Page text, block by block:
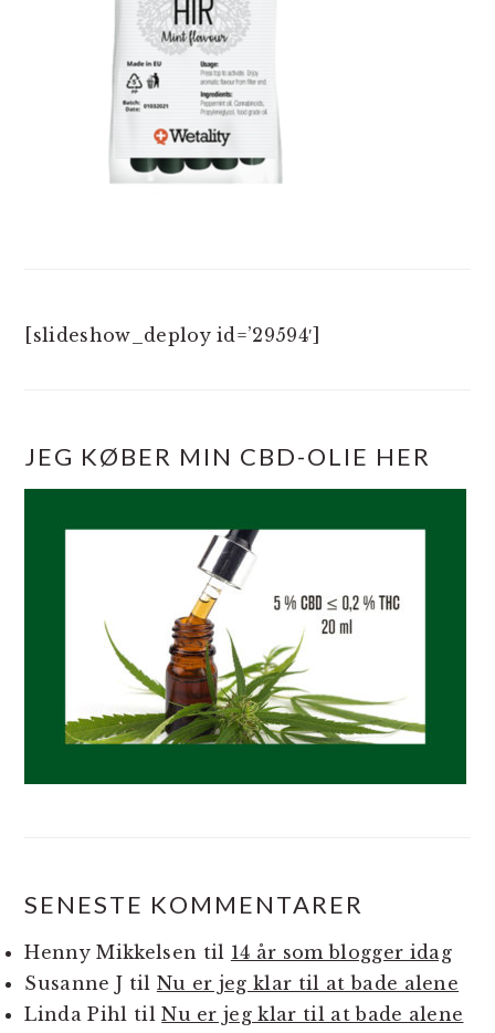
[slideshow_deploy id=’29594′]
JEG KØBER MIN CBD-OLIE HER
SENESTE KOMMENTARER
Henny Mikkelsen til 14 år som blogger idag
Susanne J til Nu er jeg klar til at bade alene
Linda Pihl tilNu er jeg klar til at bade alene